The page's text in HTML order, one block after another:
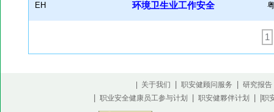
EH 环境卫生业工作安全
1
| 关于我们 职安健顾问服务 研究报告
职业安全健康员工参与计划 职安健夥伴计划 职